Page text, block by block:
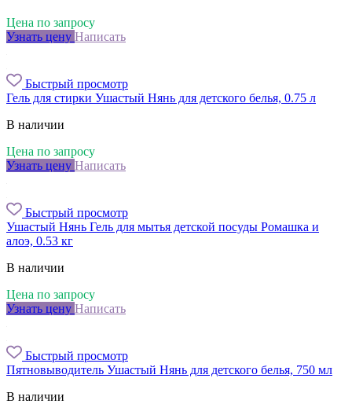
Цена по запросу
Узнать цену Написать
Быстрый просмотр
Гель для стирки Ушастый Нянь для детского белья, 0.75 л
В наличии
Цена по запросу
Узнать цену Написать
Быстрый просмотр
Ушастый Нянь Гель для мытья детской посуды Ромашка и
алоэ, 0.53 кг
В наличии
Цена по запросу
Узнать цену Написать
Быстрый просмотр
Пятновыводитель Ушастый Нянь для детского белья, 750 мл
В наличии